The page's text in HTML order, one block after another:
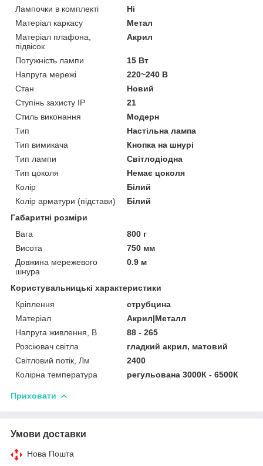
Лампочки в комплекті
Ні
Матеріал каркасу
Метал
Матеріал плафона,
підвісок
Акрил
Потужність лампи
15 Вт
Напруга мережі
220~240 В
Стан
Новий
Ступінь захисту IP
21
Стиль виконання
Модерн
Тип
Настільна лампа
Тип вимикача
Кнопка на шнурі
Тип лампи
Світлодіодна
Тип цоколя
Немає цоколя
Колір
Білий
Колір арматури (підстави)
Білий
Габаритні розміри
Вага
800 г
Висота
750 мм
Довжина мережевого
шнура
0.9 м
Користувальницькі характеристики
Кріплення
струбцина
Матеріал
Акрил|Металл
Напруга живлення, В
88 - 265
Розсіювач світла
гладкий акрил, матовий
Світловий потік, Лм
2400
Колірна температура
регульована 3000К - 6500К
Приховати
Умови доставки
Нова Пошта